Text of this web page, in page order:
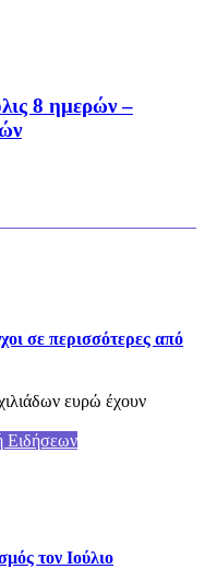
8 ημερών –
σε περισσότερες από
ευρώ έχουν
Ειδήσεων
τον Ιούλιο